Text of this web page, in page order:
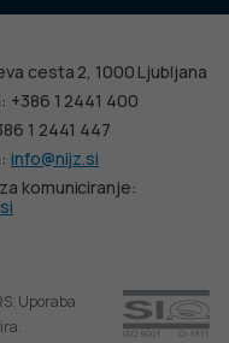
cesta 2, 1000 Ljubljana
+386 1 2441 400
1 2441 447
info@nijz.si
komuniciranje:
Uporaba